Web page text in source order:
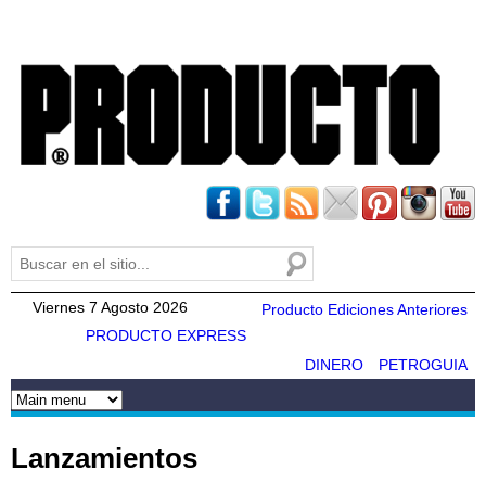
Formulario de búsqueda
Buscar
Viernes 7 Agosto 2026
Producto Ediciones Anteriores
PRODUCTO EXPRESS
PETROGUIA
DINERO
Lanzamientos